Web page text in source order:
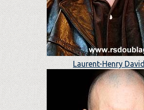
Laurent-Henry David